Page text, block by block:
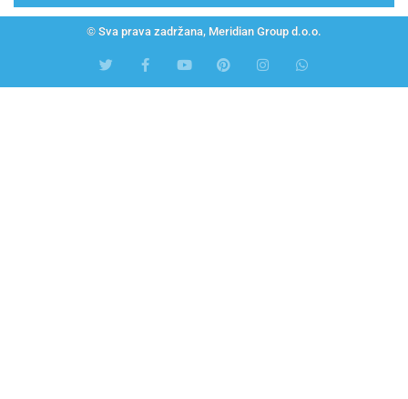
© Sva prava zadržana, Meridian Group d.o.o.